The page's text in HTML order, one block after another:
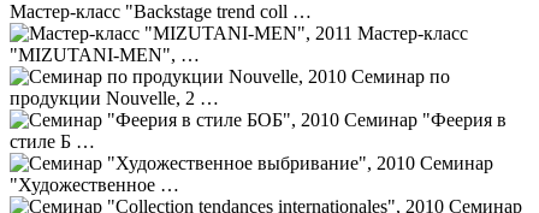
Мастер-класс "Backstage trend coll …
Мастер-класс
"MIZUTANI-MEN", …
Семинар по
продукции Nouvelle, 2 …
Семинар "Феерия в
стиле Б …
Семинар
"Художественное …
Семинар